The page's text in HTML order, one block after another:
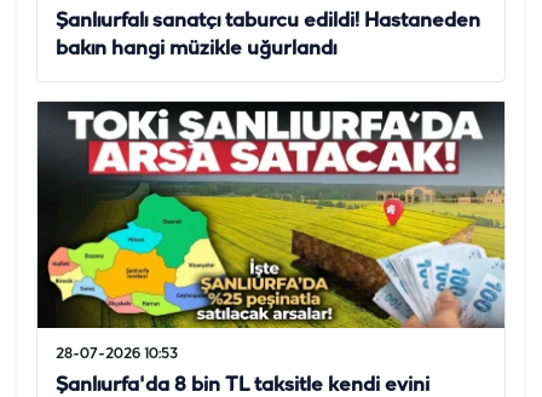
Şanlıurfalı sanatçı taburcu edildi! Hastaneden
bakın hangi müzikle uğurlandı
28-07-2026 10:53
Şanlıurfa'da 8 bin TL taksitle kendi evini